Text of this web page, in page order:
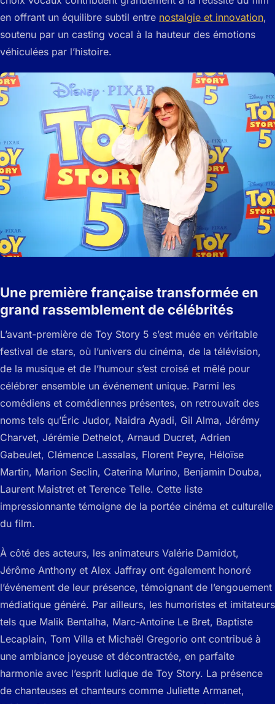
en offrant un équilibre subtil entre nostalgie et innovation,
soutenu par un casting vocal à la hauteur des émotions
véhiculées par l’histoire.
Une première française transformée en
grand rassemblement de célébrités
L’avant-première de Toy Story 5 s’est muée en véritable
festival de stars, où l’univers du cinéma, de la télévision,
de la musique et de l’humour s’est croisé et mêlé pour
célébrer ensemble un événement unique. Parmi les
comédiens et comédiennes présentes, on retrouvait des
noms tels qu’Éric Judor, Naidra Ayadi, Gil Alma, Jérémy
Charvet, Jérémie Dethelot, Arnaud Ducret, Adrien
Gabeulet, Clémence Lassalas, Florent Peyre, Héloïse
Martin, Marion Seclin, Caterina Murino, Benjamin Douba,
Laurent Maistret et Terence Telle. Cette liste
impressionnante témoigne de la portée cinéma et culturelle
du film.
À côté des acteurs, les animateurs Valérie Damidot,
Jérôme Anthony et Alex Jaffray ont également honoré
l’événement de leur présence, témoignant de l’engouement
médiatique généré. Par ailleurs, les humoristes et imitateurs
tels que Malik Bentalha, Marc-Antoine Le Bret, Baptiste
Lecaplain, Tom Villa et Michaël Gregorio ont contribué à
une ambiance joyeuse et décontractée, en parfaite
harmonie avec l’esprit ludique de Toy Story. La présence
de chanteuses et chanteurs comme Juliette Armanet,